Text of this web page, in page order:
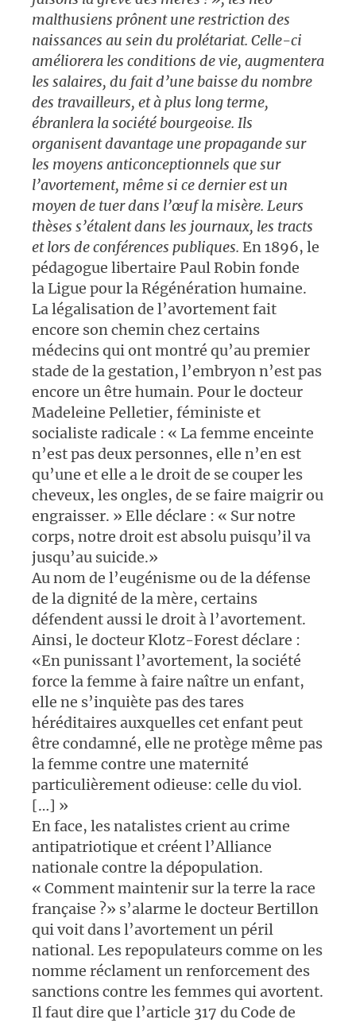
malthusiens prônent une restriction des
naissances au sein du prolétariat. Celle-ci
améliorera les conditions de vie, augmentera
les salaires, du fait d’une baisse du nombre
des travailleurs, et à plus long terme,
ébranlera la société bourgeoise. Ils
organisent davantage une propagande sur
les moyens anticonceptionnels que sur
l’avortement, même si ce dernier est un
moyen de tuer dans l’œuf la misère. Leurs
thèses s’étalent dans les journaux, les tracts
et lors de conférences publiques. En 1896, le
pédagogue libertaire Paul Robin fonde
la Ligue pour la Régénération humaine.
La légalisation de l’avortement fait
encore son chemin chez certains
médecins qui ont montré qu’au premier
stade de la gestation, l’embryon n’est pas
encore un être humain. Pour le docteur
Madeleine Pelletier, féministe et
socialiste radicale : « La femme enceinte
n’est pas deux personnes, elle n’en est
qu’une et elle a le droit de se couper les
cheveux, les ongles, de se faire maigrir ou
engraisser. » Elle déclare : « Sur notre
corps, notre droit est absolu puisqu’il va
jusqu’au suicide.»
Au nom de l’eugénisme ou de la défense
de la dignité de la mère, certains
défendent aussi le droit à l’avortement.
Ainsi, le docteur Klotz-Forest déclare :
«En punissant l’avortement, la société
force la femme à faire naître un enfant,
elle ne s’inquiète pas des tares
héréditaires auxquelles cet enfant peut
être condamné, elle ne protège même pas
la femme contre une maternité
particulièrement odieuse: celle du viol.
[…] »
En face, les natalistes crient au crime
antipatriotique et créent l’Alliance
nationale contre la dépopulation.
« Comment maintenir sur la terre la race
française ?» s’alarme le docteur Bertillon
qui voit dans l’avortement un péril
national. Les repopulateurs comme on les
nomme réclament un renforcement des
sanctions contre les femmes qui avortent.
Il faut dire que l’article 317 du Code de